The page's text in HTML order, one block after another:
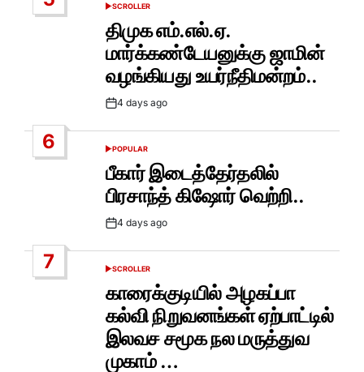
POSTED
SCROLLER
திமுக எம்.எல்.ஏ.
மார்க்கண்டேயனுக்கு ஜாமின்
வழங்கியது உயர்நீதிமன்றம்..
Post4 days ago
6
POSTED
IN
POPULAR
பீகார் இடைத்தேர்தலில்
பிரசாந்த் கிஷோர் வெற்றி..
Post4 days ago
7
POSTED
SCROLLER
காரைக்குடியில் அழகப்பா
கல்வி நிறுவனங்கள் ஏற்பாட்டில்
இலவச சமூக நல மருத்துவ
முகாம் …